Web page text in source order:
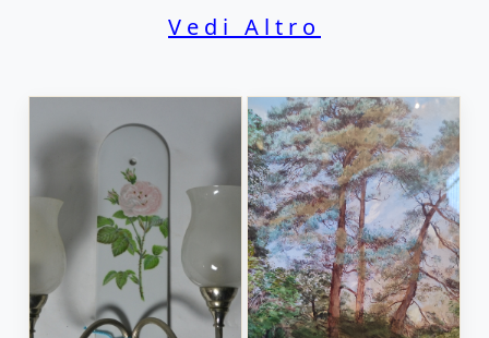
Vedi Altro